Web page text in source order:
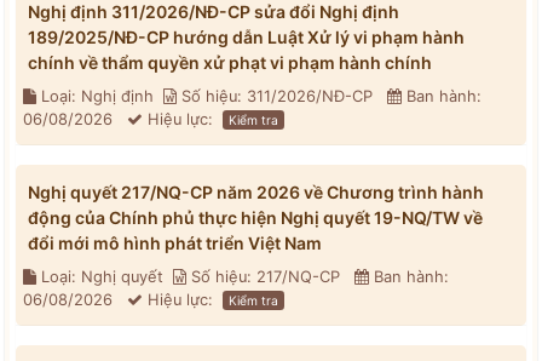
Nghị định 311/2026/NĐ-CP sửa đổi Nghị định
189/2025/NĐ-CP hướng dẫn Luật Xử lý vi phạm hành
chính về thẩm quyền xử phạt vi phạm hành chính
Loại: Nghị định Số hiệu: 311/2026/NĐ-CP
Ban hành:
06/08/2026
Hiệu lực: Kiểm tra
Nghị quyết 217/NQ-CP năm 2026 về Chương trình hành
động của Chính phủ thực hiện Nghị quyết 19-NQ/TW về
đổi mới mô hình phát triển Việt Nam
Loại: Nghị quyết Số hiệu: 217/NQ-CP
Ban hành:
06/08/2026
Hiệu lực: Kiểm tra